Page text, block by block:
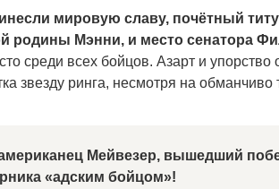
мировую славу, почётный
родины Мэнни, и место сенатора
среди всех бойцов. Азарт и
звезду ринга, несмотря на
Мейвезер, вышедший
«адским бойцом»!